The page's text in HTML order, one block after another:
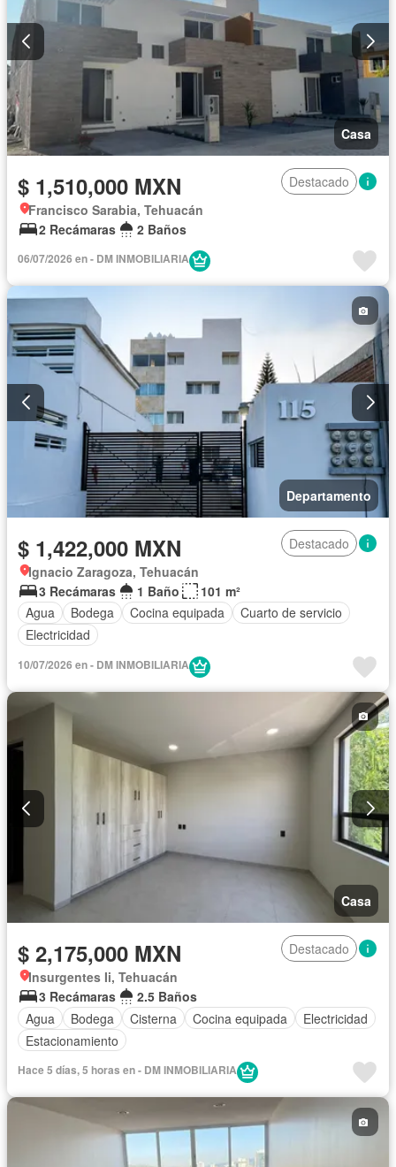
Casa
$ 1,510,000 MXN
Destacado
Francisco Sarabia, Tehuacán
2 Recámaras
2 Baños
06/07/2026 en - DM INMOBILIARIA
Departamento
$ 1,422,000 MXN
Destacado
Ignacio Zaragoza, Tehuacán
3 Recámaras
1 Baño
101 m²
Agua
Bodega Cocina equipada
Cuarto de servicio
Electricidad
10/07/2026 en - DM INMOBILIARIA
Casa
$ 2,175,000 MXN
Destacado
Insurgentes Ii, Tehuacán
3 Recámaras
2.5 Baños
Agua
Bodega Cisterna Cocina equipada
Electricidad
Estacionamiento
Hace 5 días, 5 horas en - DM INMOBILIARIA